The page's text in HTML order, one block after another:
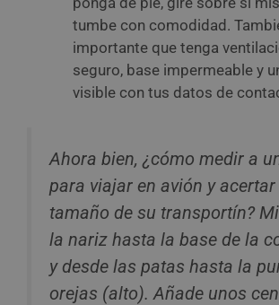
tumbe con comodidad.
importante que tenga
seguro, base impermeable y
visible con tus datos de
Ahora bien, ¿cómo medir a
para viajar en avión y
tamaño de su transportín?
la nariz hasta la base de la
y desde las patas hasta la
orejas (alto). Añade unos